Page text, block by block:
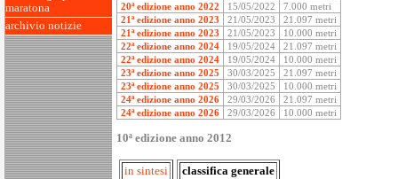
maratona
archivio notizie
20ª edizione anno 2022
15/05/2022
7.000 metri
21ª edizione anno 2023
21/05/2023
21.097 metri
21ª edizione anno 2023
21/05/2023
10.000 metri
22ª edizione anno 2024
19/05/2024
21.097 metri
22ª edizione anno 2024
19/05/2024
10.000 metri
23ª edizione anno 2025
30/03/2025
21.097 metri
23ª edizione anno 2025
30/03/2025
10.000 metri
24ª edizione anno 2026
29/03/2026
21.097 metri
24ª edizione anno 2026
29/03/2026 10.000 metri
10ª edizione anno 2012
in sintesi classifica generale